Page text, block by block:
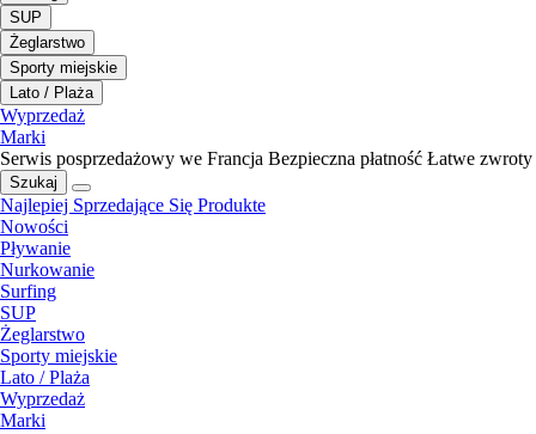
SUP
Żeglarstwo
Sporty miejskie
Lato / Plaża
Wyprzedaż
Marki
Serwis posprzedażowy we Francja Bezpieczna płatność Łatwe zwroty
Szukaj
Najlepiej Sprzedające Się Produkte
Nowości
Pływanie
Nurkowanie
Surfing
SUP
Żeglarstwo
Sporty miejskie
Lato / Plaża
Wyprzedaż
Marki